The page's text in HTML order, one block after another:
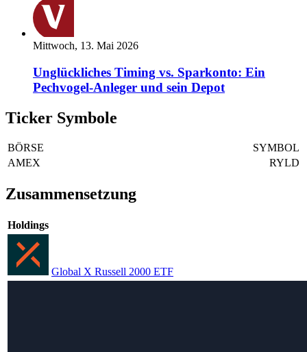
Mittwoch, 13. Mai 2026
Unglückliches Timing vs. Sparkonto: Ein
Pechvogel-Anleger und sein Depot
Ticker Symbole
BÖRSE
SYMBOL
AMEX
RYLD
Zusammensetzung
Holdings
Global X Russell 2000 ETF